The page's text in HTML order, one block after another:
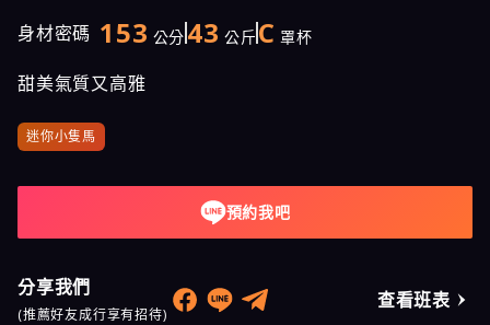
身材密碼 153 公分 43 公斤 C 罩杯
甜美氣質又高雅
迷你小隻馬
預約我吧
分享我們
(推薦好友成行享有招待)
查看班表